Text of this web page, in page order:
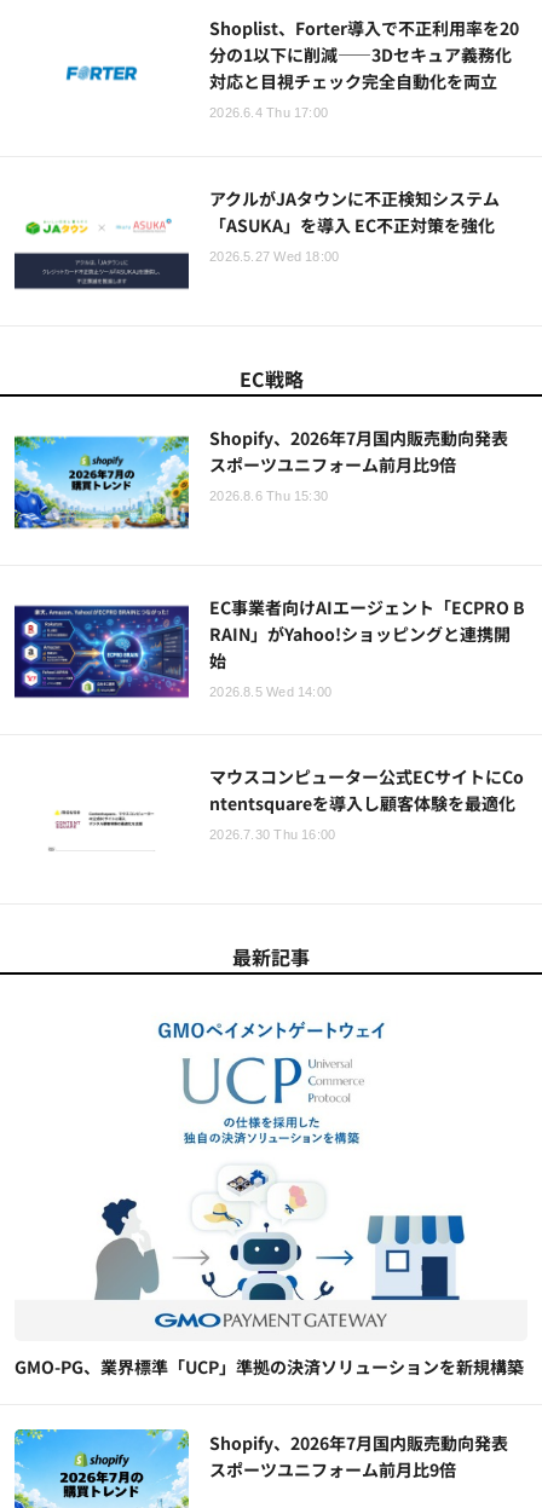
Shoplist、Forter導入で不正利用率を20
分の1以下に削減――3Dセキュア義務化
対応と目視チェック完全自動化を両立
2026.6.4 Thu 17:00
アクルがJAタウンに不正検知システム
「ASUKA」を導入 EC不正対策を強化
2026.5.27 Wed 18:00
EC戦略
Shopify、2026年7月国内販売動向発表
スポーツユニフォーム前月比9倍
2026.8.6 Thu 15:30
EC事業者向けAIエージェント「ECPRO B
RAIN」がYahoo!ショッピングと連携開
始
2026.8.5 Wed 14:00
マウスコンピューター公式ECサイトにCo
ntentsquareを導入し顧客体験を最適化
2026.7.30 Thu 16:00
最新記事
GMO-PG、業界標準「UCP」準拠の決済ソリューションを新規構築
Shopify、2026年7月国内販売動向発表
スポーツユニフォーム前月比9倍